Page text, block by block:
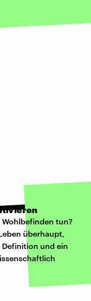
tun?
überhaupt,
Definition und ein